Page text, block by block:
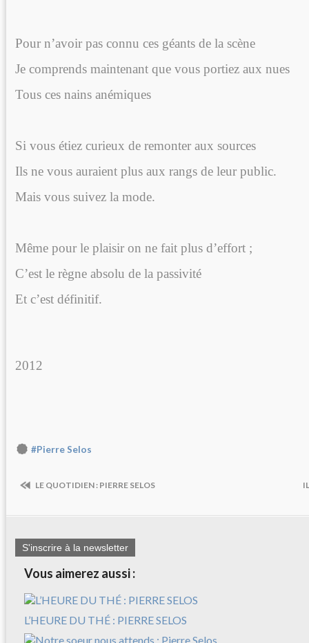
Pour n’avoir pas connu ces géants de la scène
Je comprends maintenant que vous portiez aux nues
Tous ces nains anémiques
Si vous étiez curieux de remonter aux sources
Ils ne vous auraient plus aux rangs de leur public.
Mais vous suivez la mode.
Même pour le plaisir on ne fait plus d’effort ;
C’est le règne absolu de la passivité
Et c’est définitif.
2012
#Pierre Selos
LE QUOTIDIEN : PIERRE SELOS
S'inscrire à la newsletter
Vous aimerez aussi :
L’HEURE DU THÉ : PIERRE SELOS